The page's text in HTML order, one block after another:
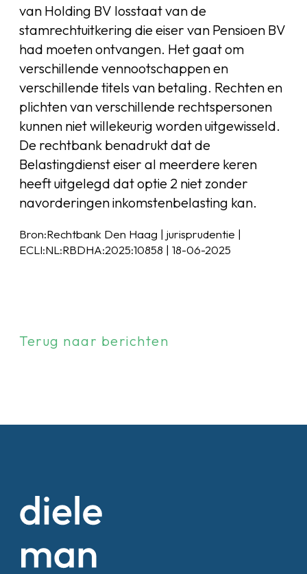
van Holding BV losstaat van de
stamrechtuitkering die eiser van Pensioen BV
had moeten ontvangen. Het gaat om
verschillende vennootschappen en
verschillende titels van betaling. Rechten en
plichten van verschillende rechtspersonen
kunnen niet willekeurig worden uitgewisseld.
De rechtbank benadrukt dat de
Belastingdienst eiser al meerdere keren
heeft uitgelegd dat optie 2 niet zonder
navorderingen inkomstenbelasting kan.
Bron:Rechtbank Den Haag | jurisprudentie |
ECLI:NL:RBDHA:2025:10858 | 18-06-2025
Terug naar berichten